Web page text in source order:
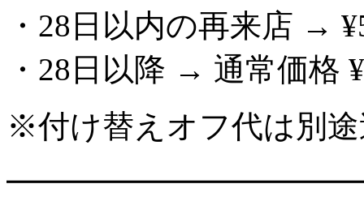
・28日以内の再来店 →
・28日以降 → 通常価格
※付け替えオフ代は別